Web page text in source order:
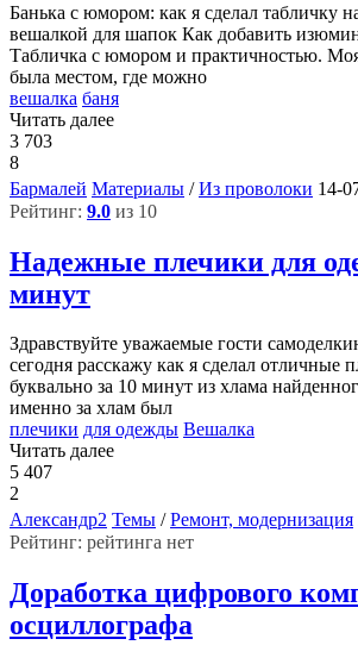
Банька с юмором: как я сделал табличку
вешалкой для шапок Как добавить
Табличка с юмором и практичностью. Моя
была местом, где можно
вешалка баня
Читать далее
3 703
8
Бармалей Материалы /Из проволоки 14-
Рейтинг: 9.0 из 10
Надежные плечики для
минут
Здравствуйте уважаемые гости
сегодня расскажу как я сделал отличные
буквально за 10 минут из хлама
именно за хлам был
плечики для одежды Вешалка
Читать далее
5 407
2
Александр2 Темы /Ремонт, модернизация
Рейтинг: рейтинга нет
Доработка цифрового
осциллографа